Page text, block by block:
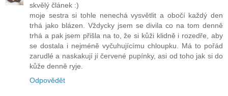
skvělý článek :)
moje sestra si tohle nenechá vysvětlit a obočí každý den
trhá jako blázen. Vždycky jsem se divila co na tom denně
trhá a pak jsem přišla na to, že si kůži klidně i rozedře, aby
se dostala i nejméně vyčuhujícímu chloupku. Má to pořád
zarudlé a naskakují jí červené pupínky, asi od toho jak si do
kůže denně ryje.
Odpovědět